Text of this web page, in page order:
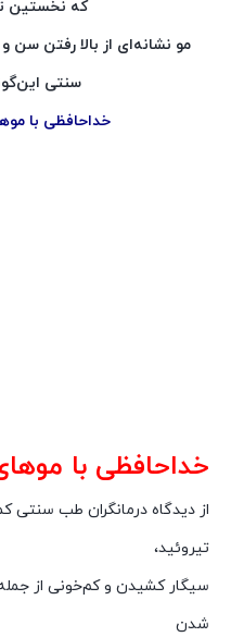
که نخستین
مو نشانه‌ای از بالا رفتن سن
سنتی
خداحافظی با
خداحافظی با
تیروئید،
سیگار کشیدن و کم‌خونی از
شدن